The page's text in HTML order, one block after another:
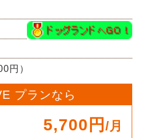
円）
プランなら
5,700円 /月